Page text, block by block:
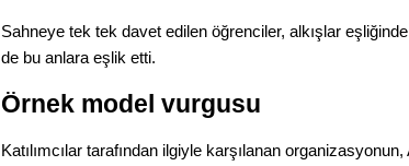
Sahneye tek tek davet edilen öğrenciler, alkışlar
de bu anlara eşlik etti.
Örnek model vurgusu
Katılımcılar tarafından ilgiyle karşılanan